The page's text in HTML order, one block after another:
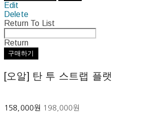
Edit
Delete
Return To List
Return
구매하기
[오알] 탄 투 스트랩 플랫
158,000원 198,000원